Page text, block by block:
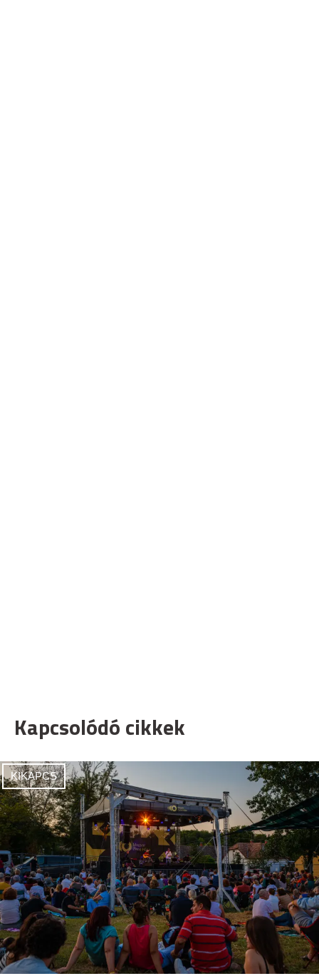
Kapcsolódó cikkek
KIKAPCS